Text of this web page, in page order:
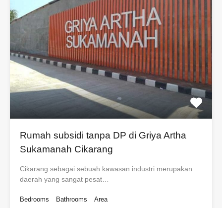
Rumah subsidi tanpa DP di Griya Artha
Sukamanah Cikarang
Cikarang sebagai sebuah kawasan industri merupakan
daerah yang sangat pesat…
Bedrooms Bathrooms Area